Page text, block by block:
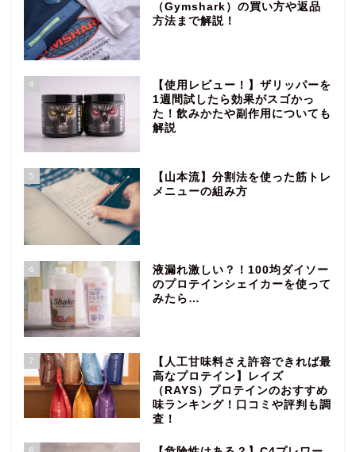
（Gymshark）の買い方や返品
方法まで解説！
4
【使用レビュー！】ザリッパーを
1週間試したら効果がスゴかっ
た！飲みかたや副作用についても
解説
5
【山本流】分割法を使った筋トレ
メニューの組み方
6
液漏れ激しい？！100均ダイソー
のプロテインシェイカーを使って
みたら…
7
【人工甘味料さえ許容できれば最
高なプロテイン】レイズ
（RAYS）プロテインのおすすめ
味ランキング！口コミや評判も調
査！